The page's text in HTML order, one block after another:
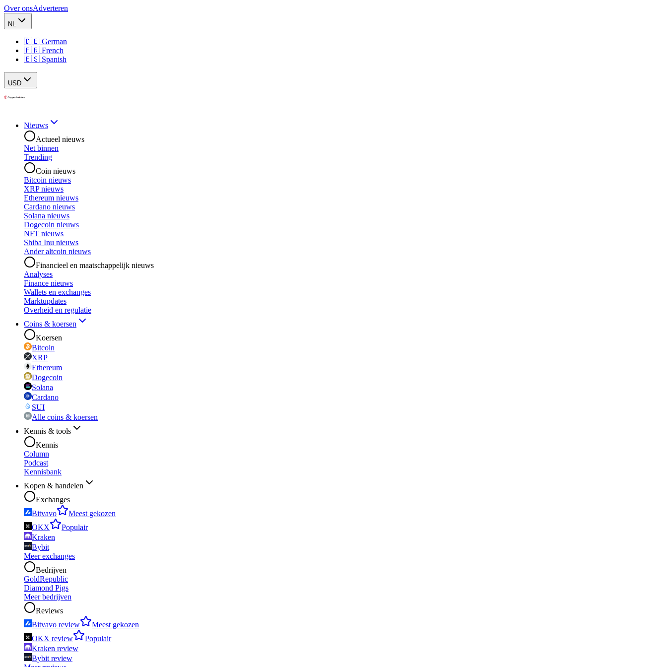
Over onsAdverteren
NL
🇩🇪 German
🇫🇷 French
🇪🇸 Spanish
USD
Nieuws
Actueel nieuws
Net binnen
Trending
Coin nieuws
Bitcoin nieuws
XRP nieuws
Ethereum nieuws
Cardano nieuws
Solana nieuws
Dogecoin nieuws
NFT nieuws
Shiba Inu nieuws
Ander altcoin nieuws
Financieel en maatschappelijk nieuws
Analyses
Finance nieuws
Wallets en exchanges
Marktupdates
Overheid en regulatie
Coins & koersen
Koersen
Bitcoin
XRP
Ethereum
Dogecoin
Solana
Cardano
SUI
Alle coins & koersen
Kennis & tools
Kennis
Column
Podcast
Kennisbank
Kopen & handelen
Exchanges
Bitvavo
Meest gekozen
OKX
Populair
Kraken
Bybit
Meer exchanges
Bedrijven
GoldRepublic
Diamond Pigs
Meer bedrijven
Reviews
Bitvavo review
Meest gekozen
OKX review
Populair
Kraken review
Bybit review